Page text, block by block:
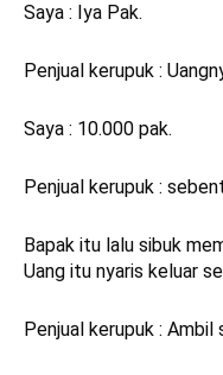
Saya : Iya Pak.
Penjual kerupuk :
Saya : 10.000 pak.
Penjual kerupuk :
Bapak itu lalu sibuk
Uang itu nyaris keluar
Penjual kerupuk : Ambil